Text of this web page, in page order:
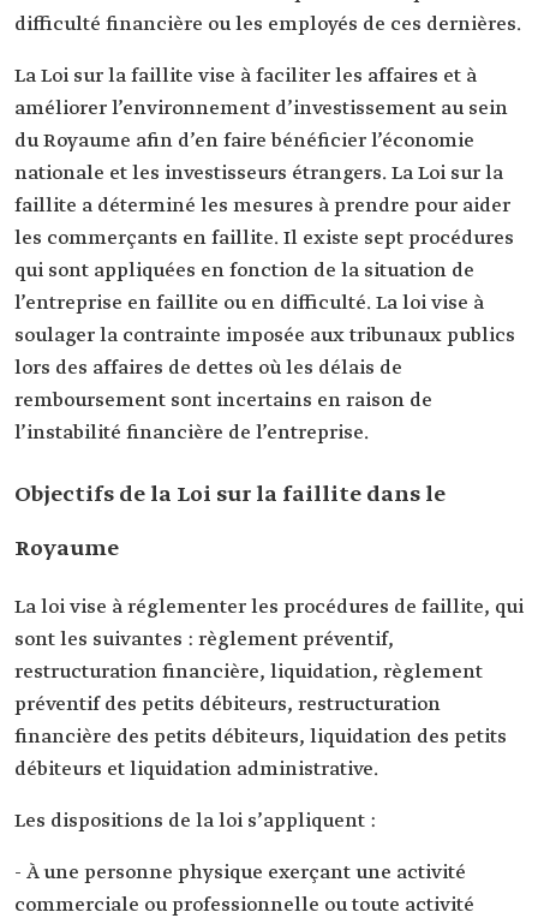
difficulté financière ou les employés de ces dernières.
La Loi sur la faillite vise à faciliter les affaires et à
améliorer l’environnement d’investissement au sein
du Royaume afin d’en faire bénéficier l’économie
nationale et les investisseurs étrangers. La Loi sur la
faillite a déterminé les mesures à prendre pour aider
les commerçants en faillite. Il existe sept procédures
qui sont appliquées en fonction de la situation de
l’entreprise en faillite ou en difficulté. La loi vise à
soulager la contrainte imposée aux tribunaux publics
lors des affaires de dettes où les délais de
remboursement sont incertains en raison de
l’instabilité financière de l’entreprise.
Objectifs de la Loi sur la faillite dans le
Royaume
La loi vise à réglementer les procédures de faillite, qui
sont les suivantes : règlement préventif,
restructuration financière, liquidation, règlement
préventif des petits débiteurs, restructuration
financière des petits débiteurs, liquidation des petits
débiteurs et liquidation administrative.
Les dispositions de la loi s’appliquent :
- À une personne physique exerçant une activité
commerciale ou professionnelle ou toute activité